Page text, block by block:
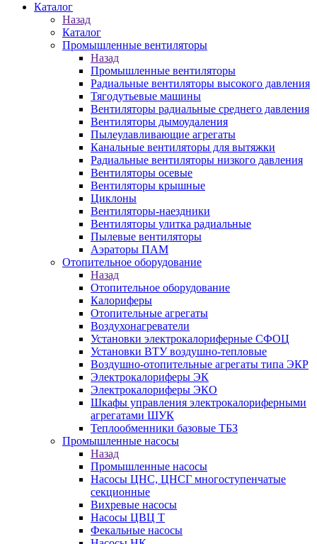
Каталог
Назад
Каталог
Промышленные вентиляторы
Назад
Промышленные вентиляторы
Радиальные вентиляторы высокого давления
Тягодутьевые машины
Вентиляторы радиальные среднего давления
Вентиляторы дымоудаления
Пылеулавливающие агрегаты
Канальные вентиляторы для вытяжки
Радиальные вентиляторы низкого давления
Вентиляторы осевые
Вентиляторы крышные
Циклоны
Вентиляторы-наездники
Вентиляторы улитка радиальные
Пылевые вентиляторы
Аэраторы ПАМ
Отопительное оборудование
Назад
Отопительное оборудование
Калориферы
Отопительные агрегаты
Воздухонагреватели
Установки электрокалориферные СФОЦ
Установки ВТУ воздушно-тепловые
Воздушно-отопительные агрегаты типа ЭКР
Электрокалориферы ЭК
Электрокалориферы ЭКО
Шкафы управления электрокалориферными
агрегатами ШУК
Теплообменники базовые ТБЗ
Промышленные насосы
Назад
Промышленные насосы
Насосы ЦНС, ЦНСГ многоступенчатые
секционные
Вихревые насосы
Насосы ЦВЦ Т
Фекальные насосы